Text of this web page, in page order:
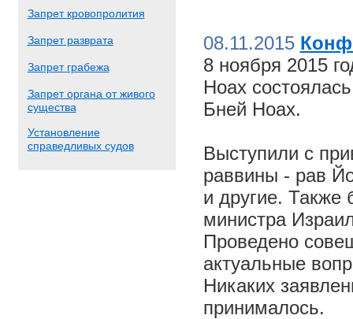
Запрет кровопролития
Запрет разврата
Запрет грабежа
Запрет органа от живого
существа
Установление
справедливых судов
08.11.2015
8 ноября 2015
Ноах
Бней Ноах.
Выступили с
раввины - рав
и другие. Также
министра
Проведено
актуальные
Никаких
принималось.